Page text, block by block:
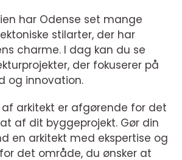
har Odense set mange
stilarter, der har
charme. I dag kan du se
der fokuserer på
og innovation.
af arkitekt er afgørende for det
af dit byggeprojekt. Gør din
en arkitekt med ekspertise og
det område, du ønsker at